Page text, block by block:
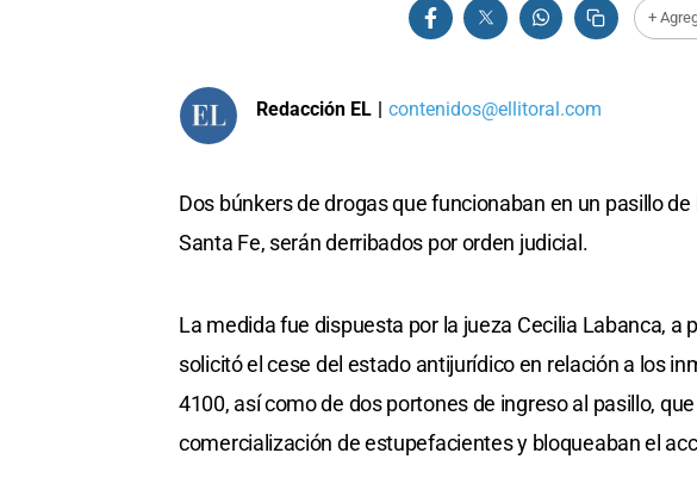
+
Redacción EL | contenidos@ellitoral.com
Dos búnkers de drogas que funcionaban en un pasillo
Santa Fe, serán derribados por orden judicial.
La medida fue dispuesta por la jueza Cecilia Labanca, a
solicitó el cese del estado antijurídico en relación a los
4100, así como de dos portones de ingreso al pasillo,
comercialización de estupefacientes y bloqueaban el